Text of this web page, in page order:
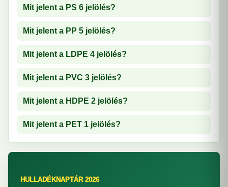
Mit jelent a PS 6 jelölés?
Mit jelent a PP 5 jelölés?
Mit jelent a LDPE 4 jelölés?
Mit jelent a PVC 3 jelölés?
Mit jelent a HDPE 2 jelölés?
Mit jelent a PET 1 jelölés?
HULLADÉKNAPTÁR 2026